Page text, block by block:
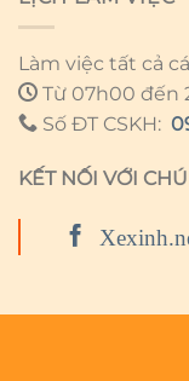
Làm việc tất cả
Từ 07h00 đến
Số ĐT CSKH:
KẾT NỐI VỚI